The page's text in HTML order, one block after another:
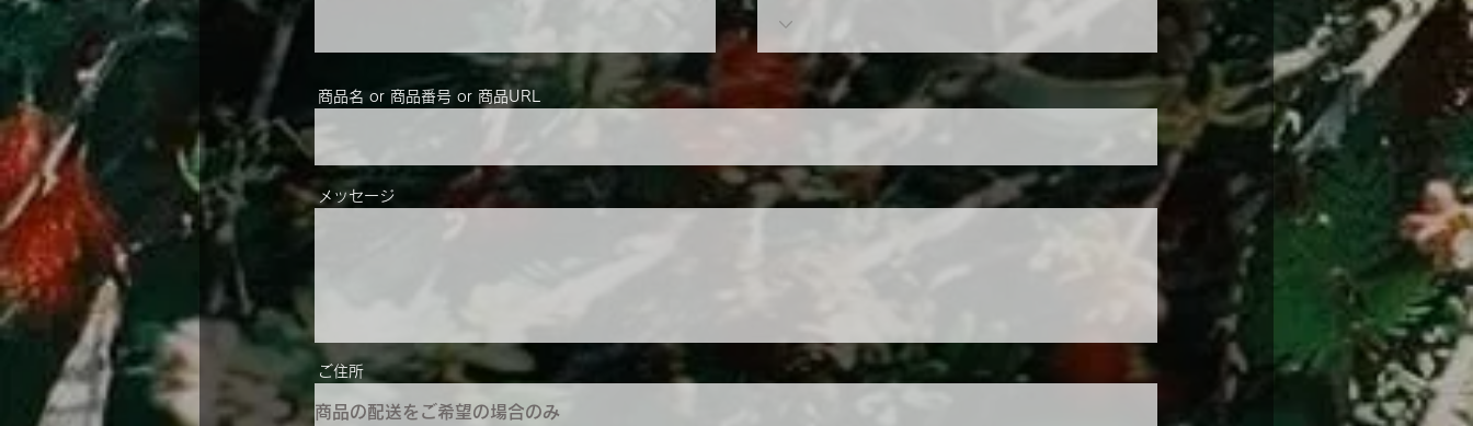
商品名 or 商品番号 or 商品URL
メッセージ
ご住所